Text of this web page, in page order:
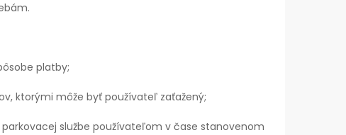
platby;
ktorými môže byť používateľ zaťažený;
službe používateľom v čase stanovenom